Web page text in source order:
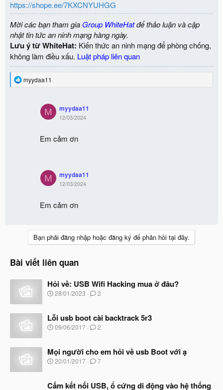
https://shope.ee/7KXCNYUHGG
Mời các bạn tham gia Group WhiteHatđể thảo luận và cập
nhật tin tức an ninh mạng hàng ngày.
Lưu ý từ WhiteHat: Kiến thức an ninh mạng để phòng chống,
không làm điều xấu. Luật pháp liên quan
R
myydaa11
M myydaa11
12/03/2024
Em cảm ơn
M myydaa11
12/03/2024
Em cảm ơn
Bạn phải đăng nhập hoặc đăng ký để phản hồi tại đây.
Bài viết liên quan
Hỏi về: USB Wifi Hacking mua ở đâu?
N
y
b
ắ
ầ
u
28/01/2023 2
Lỗi usb boot cài backtrack 5r3
N
y
b
ắ
đ
09/06/2017 2
Mọi người cho em hỏi về usb Boot với ạ
N
y
20/01/2017 7
Cấm kết nối USB, ổ cứng di động vào hệ thống